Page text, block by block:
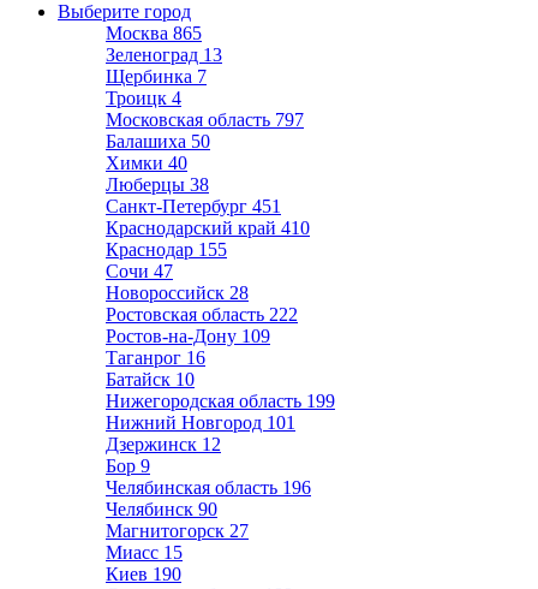
Выберите город
Москва 865
Зеленоград 13
Щербинка 7
Троицк 4
Московская область 797
Балашиха 50
Химки 40
Люберцы 38
Санкт-Петербург 451
Краснодарский край 410
Краснодар 155
Сочи 47
Новороссийск 28
Ростовская область 222
Ростов-на-Дону 109
Таганрог 16
Батайск 10
Нижегородская область 199
Нижний Новгород 101
Дзержинск 12
Бор 9
Челябинская область 196
Челябинск 90
Магнитогорск 27
Миасс 15
Киев 190